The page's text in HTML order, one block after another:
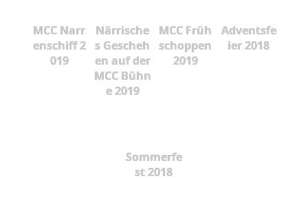
MCC Narr
enschiff 2
019
Närrische
s Gescheh
en auf der
MCC Bühn
e 2019
MCC Früh
schoppen
2019
Adventsfe
ier 2018
Sommerfe
st 2018